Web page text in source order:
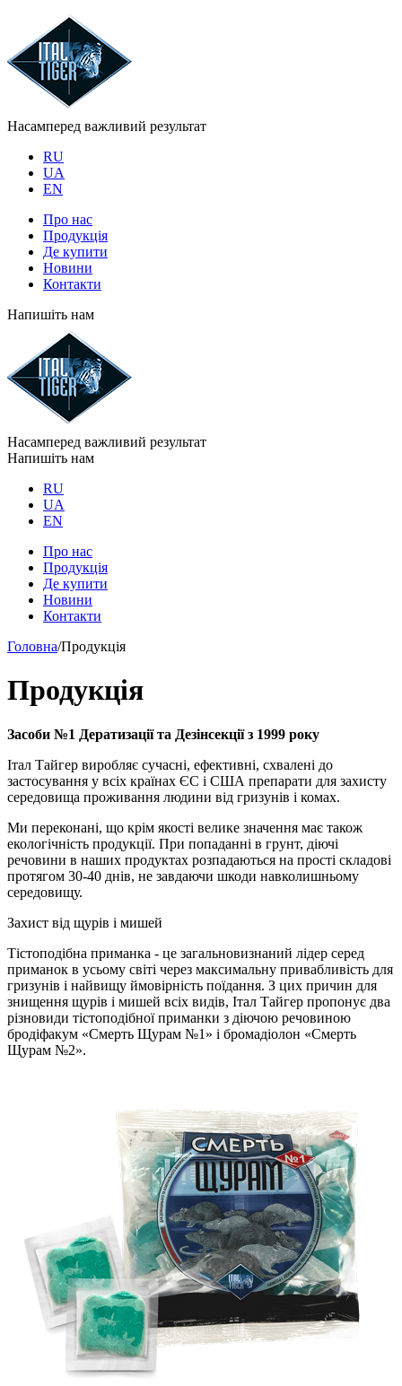
Насамперед важливий результат
RU
UA
EN
Про нас
Продукція
Де купити
Новини
Контакти
Напишіть нам
Насамперед важливий результат
Напишіть нам
RU
UA
EN
Про нас
Продукція
Де купити
Новини
Контакти
Головна/Продукція
Продукція
Засоби №1 Дератизаціїта Дезінсекції з 1999 року
Італ Тайгер виробляє сучасні, ефективні, схвалені до
застосування у всіх країнах ЄС і США препарати для захисту
середовища проживання людини від гризунів і комах.
Ми переконані, що крім якості велике значення має також
екологічність продукції. При попаданні в грунт, діючі
речовини в наших продуктах розпадаються на прості складові
протягом 30-40 днів, не завдаючи шкоди навколишньому
середовищу.
Захист від щурів і мишей
Тістоподібна приманка - це загальновизнаний лідер серед
приманок в усьому світі через максимальну привабливість для
гризунів і найвищу ймовірність поїдання. З цих причин для
знищення щурів і мишей всіх видів, Італ Тайгер пропонує два
різновиди тістоподібної приманки з діючою речовиною
бродіфакум «Смерть Щурам №1» і бромадіолон «Смерть
Щурам №2».